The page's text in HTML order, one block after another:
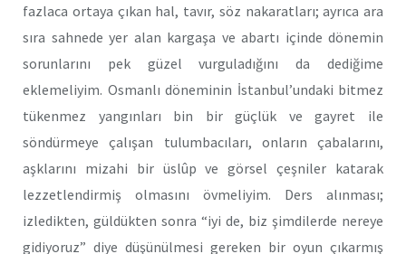
fazlaca ortaya çıkan hal, tavır, söz nakaratları; ayrıca ara
sıra sahnede yer alan kargaşa ve abartı içinde dönemin
sorunlarını pek güzel vurguladığını da dediğime
eklemeliyim. Osmanlı döneminin İstanbul’undaki bitmez
tükenmez yangınları bin bir güçlük ve gayret ile
söndürmeye çalışan tulumbacıları, onların çabalarını,
aşklarını mizahi bir üslûp ve görsel çeşniler katarak
lezzetlendirmiş olmasını övmeliyim. Ders alınması;
izledikten, güldükten sonra “iyi de, biz şimdilerde nereye
gidiyoruz” diye düşünülmesi gereken bir oyun çıkarmış